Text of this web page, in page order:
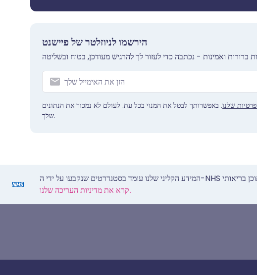
הירשמו לניוזלטר של פיישנט
שלנו. באפשרותך לבטל את המנוי בכל עת. לעולם לא נמכור את הנתונים
שלך.
קרא את מדיניות העריכה שלנו.